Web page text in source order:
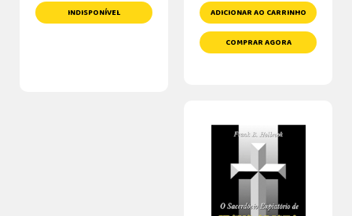
INDISPONÍVEL ADICIONAR AO CARRINHO
COMPRAR AGORA